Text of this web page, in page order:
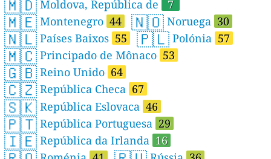
🇲🇩 Moldova, República de 7
🇲🇪 Montenegro 44 🇳🇴 Noruega 30
🇳🇱 Países Baixos 55 🇵🇱 Polónia 57
🇲🇨 Principado de Mônaco 53
🇬🇧 Reino Unido 64
🇨🇿 República Checa 67
🇸🇰 República Eslovaca 46
🇵🇹 República Portuguesa 29
🇮🇪 República da Irlanda 16